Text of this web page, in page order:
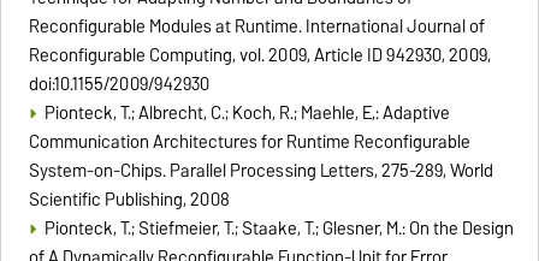
Reconfigurable Modules at Runtime. International Journal of
Reconfigurable Computing, vol. 2009, Article ID 942930, 2009,
doi:10.1155/2009/942930
Pionteck, T.; Albrecht, C.; Koch, R.; Maehle, E,: Adaptive
Communication Architectures for Runtime Reconfigurable
System-on-Chips. Parallel Processing Letters, 275-289, World
Scientific Publishing, 2008
Pionteck, T.; Stiefmeier, T.; Staake, T.; Glesner, M.: On the Design